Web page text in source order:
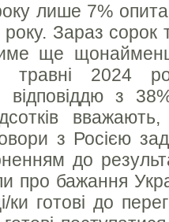
лише 7%
Зараз сорок
ще
травні 2024
відповіддю з
з Росією
до
про бажання
ки готові до